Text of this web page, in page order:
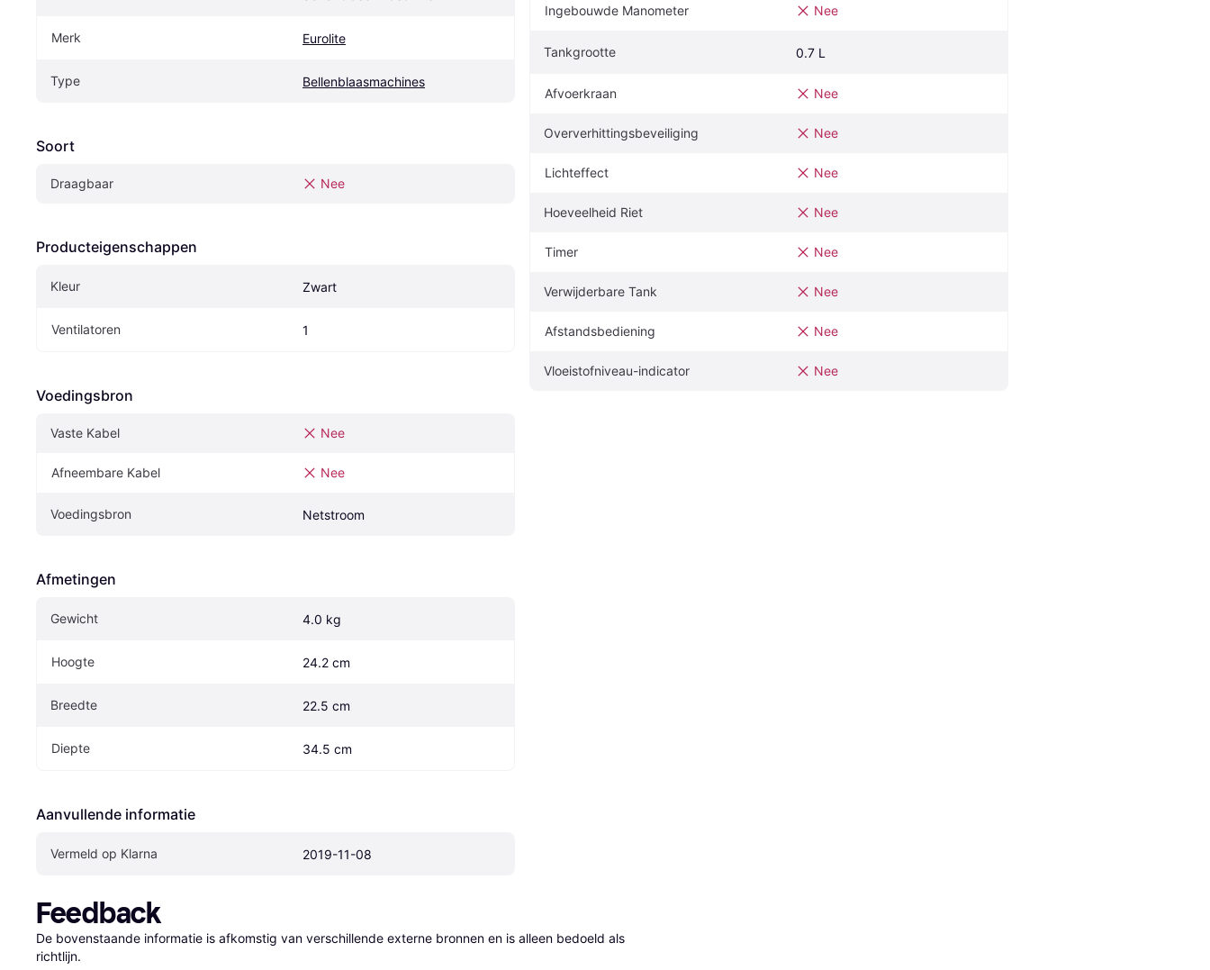
Merk Eurolite
Type Bellenblaasmachines
Soort
Draagbaar Nee
Producteigenschappen
Kleur Zwart
Ventilatoren 1
Voedingsbron
Vaste Kabel Nee
Afneembare Kabel Nee
Voedingsbron Netstroom
Afmetingen
Gewicht 4.0 kg
Hoogte 24.2 cm
Breedte 22.5 cm
Diepte 34.5 cm
Aanvullende informatie
Vermeld op Klarna 2019-11-08
Ingebouwde Manometer Nee
Tankgrootte 0.7 L
Afvoerkraan Nee
Oververhittingsbeveiliging Nee
Lichteffect Nee
Hoeveelheid Riet Nee
Timer Nee
Verwijderbare Tank Nee
Afstandsbediening Nee
Vloeistofniveau-indicator Nee
Feedback
De bovenstaande informatie is afkomstig van verschillende externe bronnen en is alleen bedoeld als
richtlijn.